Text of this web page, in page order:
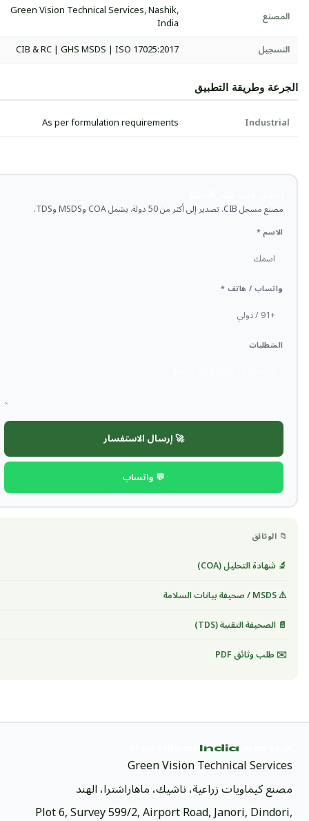
المصنع
Green Vision Technical Services, Nashik,
India
التسجيل
CIB & RC | GHS MSDS | ISO 17025:2017
الجرعة وطريقة التطبيق
Industrial
As per formulation requirements
مصنع مسجل CIB. تصدير إلى أكثر من 50 دولة. يشمل COA وMSDS وTDS.
الاسم *
واتساب / هاتف *
المتطلبات
🚀 إرسال الاستفسار
💬 واتساب
📁 الوثائق
🔬 شهادة التحليل (COA)
⚠️ MSDS / صحيفة بيانات السلامة
📄 الصحيفة التقنية (TDS)
✉️ طلب وثائق PDF
India
Green Vision Technical Services
مصنع كيماويات زراعية، ناشيك، ماهاراشترا، الهند
Plot 6, Survey 599/2, Airport Road, Janori, Dindori,